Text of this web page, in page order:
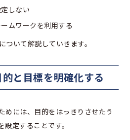
しない
ムワークを利用する
ついて解説していきます。
と目標を明確化する
めには、目的をはっきりさせたう
定することです。